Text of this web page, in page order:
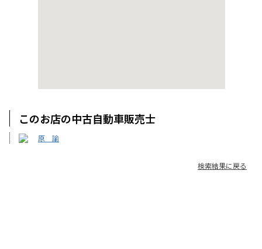
このお店の中古自動車販売士
原 諭
検索結果に戻る